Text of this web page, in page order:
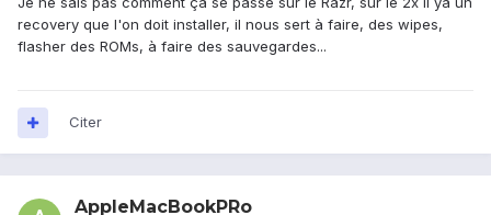
recovery que l'on doit installer, il nous sert à faire, des wipes,
flasher des ROMs, à faire des sauvegardes...
Citer
AppleMacBookPRo